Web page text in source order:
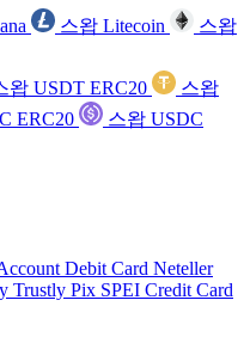
스왑 Litecoin
스왑
왑 USDT ERC20
스왑
ERC20
스왑 USDC
Debit Card Neteller
Trustly Pix SPEI Credit Card